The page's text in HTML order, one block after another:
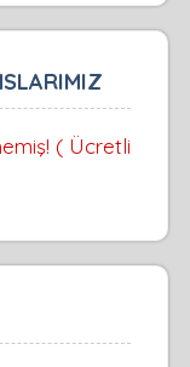
( Ücretli